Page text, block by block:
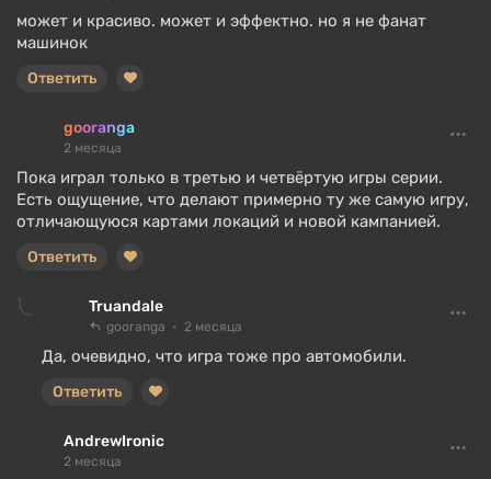
может и красиво. может и эффектно. но я не фанат
машинок
Ответить
gooranga
2 месяца
Пока играл только в третью и четвёртую игры серии.
Есть ощущение, что делают примерно ту же самую игру,
отличающуюся картами локаций и новой кампанией.
Ответить
Truandale
gooranga 2 месяца
Да, очевидно, что игра тоже про автомобили.
Ответить
AndrewIronic
2 месяца